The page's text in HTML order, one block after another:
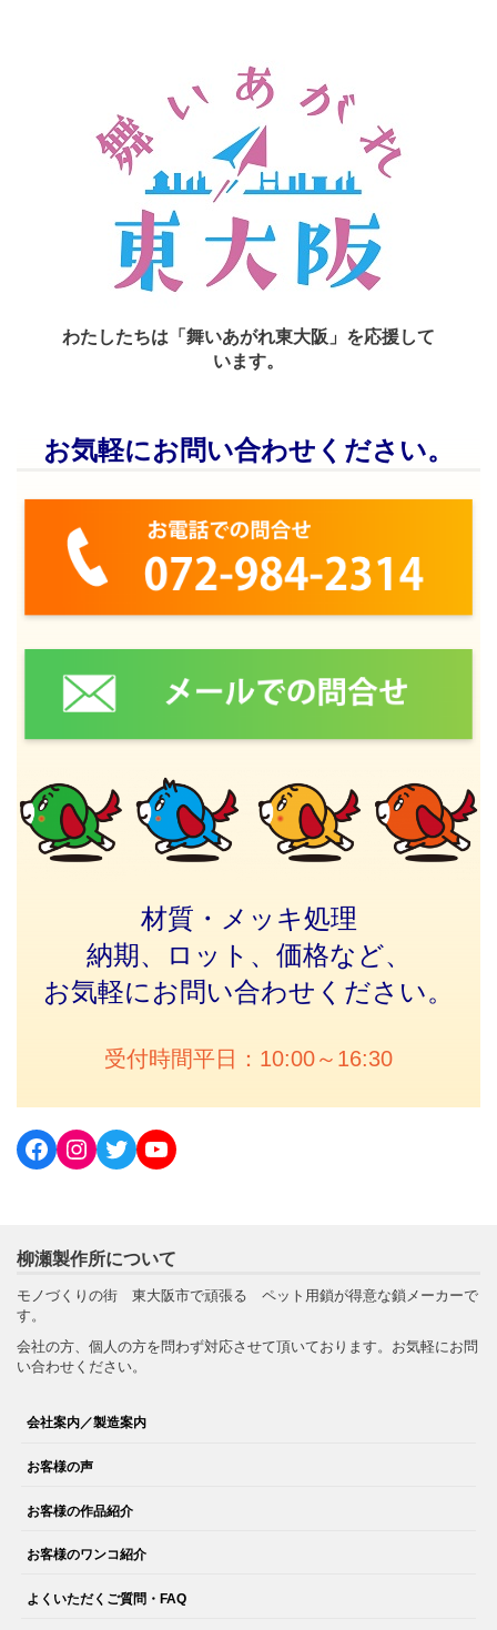
わたしたちは「舞いあがれ東大阪」を応援して
います。
お気軽にお問い合わせください。
材質・メッキ処理
納期、ロット、価格など、
お気軽にお問い合わせください。
受付時間平日：10:00～16:30
柳瀬製作所について
モノづくりの街 東大阪市で頑張る ペット用鎖が得意な鎖メーカーで
す。
会社の方、個人の方を問わず対応させて頂いております。お気軽にお問
い合わせください。
会社案内／製造案内
お客様の声
お客様の作品紹介
お客様のワンコ紹介
よくいただくご質問・FAQ